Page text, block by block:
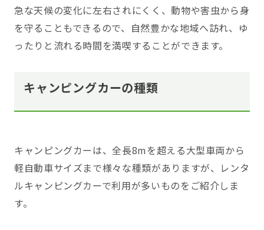
急な天候の変化に左右されにくく、動物や害虫から身
を守ることもできるので、自然豊かな地域へ訪れ、ゆ
ったりと流れる時間を満喫することができます。
キャンピングカーの種類
キャンピングカーは、全長8mを超える大型車両から
軽自動車サイズまで様々な種類がありますが、レンタ
ルキャンピングカーで利用が多いものをご紹介しま
す。